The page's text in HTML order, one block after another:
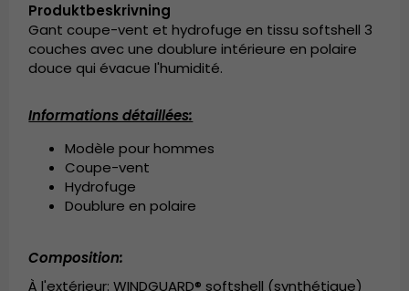
Produktbeskrivning
Gant coupe-vent et hydrofuge en tissu softshell 3
couches avec une doublure intérieure en polaire
douce qui évacue l'humidité.
Informations détaillées:
Modèle pour hommes
Coupe-vent
Hydrofuge
Doublure en polaire
Composition:
À l'extérieur: WINDGUARD® softshell (synthétique)